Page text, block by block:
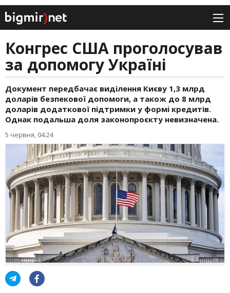
Конгрес США проголосував
за допомогу Україні
Документ передбачає виділення Києву 1,3 млрд
доларів безпекової допомоги, а також до 8 млрд
доларів додаткової підтримки у формі кредитів.
Однак подальша доля законопроєкту невизначена.
5 червня, 04:24